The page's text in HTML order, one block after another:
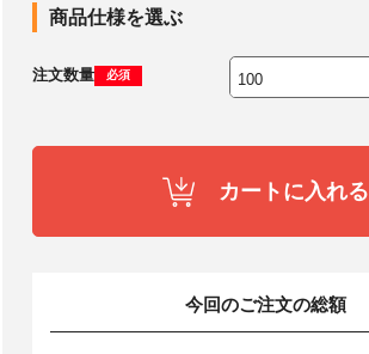
商品仕様を選ぶ
注文数量 必須
カートに入れる
今回のご注文の総額